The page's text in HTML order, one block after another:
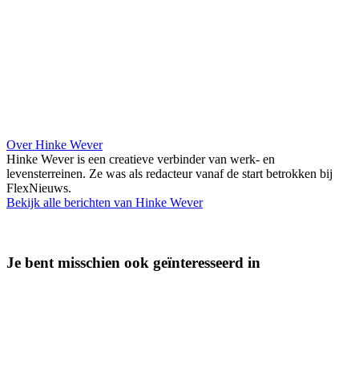
Over Hinke Wever
Hinke Wever is een creatieve verbinder van werk- en
levensterreinen. Ze was als redacteur vanaf de start betrokken bij
FlexNieuws.
Bekijk alle berichten van Hinke Wever
Je bent misschien ook geïnteresseerd in